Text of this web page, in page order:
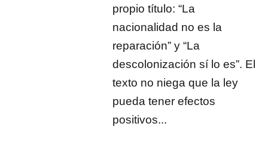
propio título: “La
nacionalidad no es la
reparación” y “La
descolonización sí lo es”. El
texto no niega que la ley
pueda tener efectos
positivos...